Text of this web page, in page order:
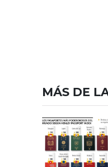
MÁS DE